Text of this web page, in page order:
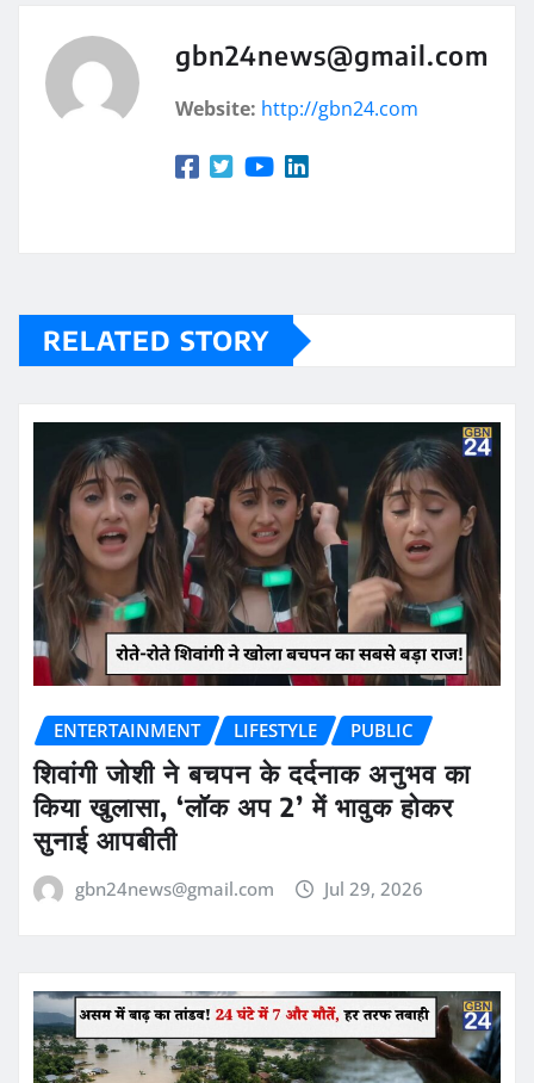
gbn24news@gmail.com
Website: http://gbn24.com
RELATED STORY
ENTERTAINMENT LIFESTYLE PUBLIC
शिवांगी जोशी ने बचपन के दर्दनाक अनुभव का
किया खुलासा, ‘लॉक अप 2’ में भावुक होकर
सुनाई आपबीती
gbn24news@gmail.com Jul 29, 2026